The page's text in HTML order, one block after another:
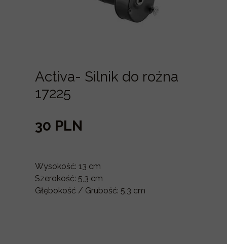
Wysokość: 13 cm
Szerokość: 5,3 cm
Głębokość / Grubość: 5,3 cm
30 PLN
Activa- Silnik do rożna
17225